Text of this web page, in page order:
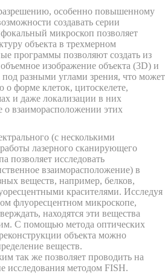
особенно повышенному
создавать серии
микроскоп позволяет
объекта в трехмерном
программы позволяют создать из
изображение объекта (3D) и
под разными углами зрения, что может
форме клеток, цитоскелете,
и даже локализации в них
о взаиморасположении этих
(с несколькими
лазерного сканирующего
позволяет исследовать
взаиморасположение) в
веществ, например, белков,
красителями. Исследуя
флуоресцентном микроскопе,
находятся эти вещества
С помощью метода оптических
объекта можно
веществ.
так же позволяет проводить на
исследования методом FISH.